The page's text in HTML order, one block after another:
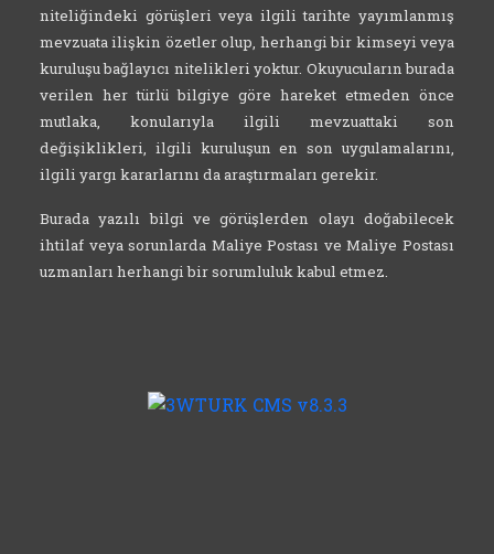
niteliğindeki görüşleri veya ilgili tarihte yayımlanmış
mevzuata ilişkin özetler olup, herhangi bir kimseyi veya
kuruluşu bağlayıcı nitelikleri yoktur. Okuyucuların burada
verilen her türlü bilgiye göre hareket etmeden önce
mutlaka, konularıyla ilgili mevzuattaki son
değişiklikleri, ilgili kuruluşun en son uygulamalarını,
ilgili yargı kararlarını da araştırmaları gerekir.
Burada yazılı bilgi ve görüşlerden olayı doğabilecek
ihtilaf veya sorunlarda Maliye Postası ve Maliye Postası
uzmanları herhangi bir sorumluluk kabul etmez.